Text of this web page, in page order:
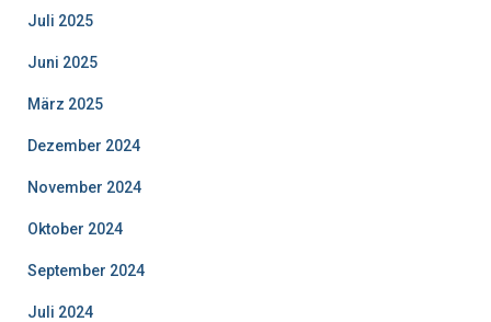
Juli 2025
Juni 2025
März 2025
Dezember 2024
November 2024
Oktober 2024
September 2024
Juli 2024